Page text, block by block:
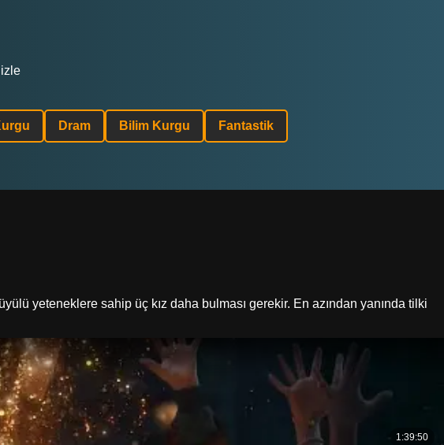
izle
Dram Bilim Kurgu Fantastik
yeteneklere sahip üç kız daha bulması gerekir. En azından yanında tilki